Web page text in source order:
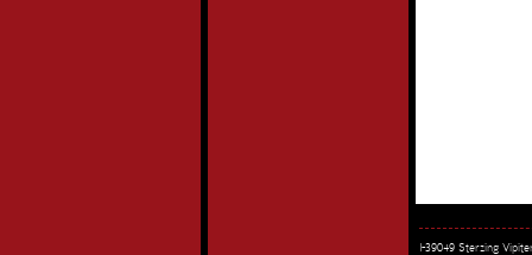
I-39049 Sterzing